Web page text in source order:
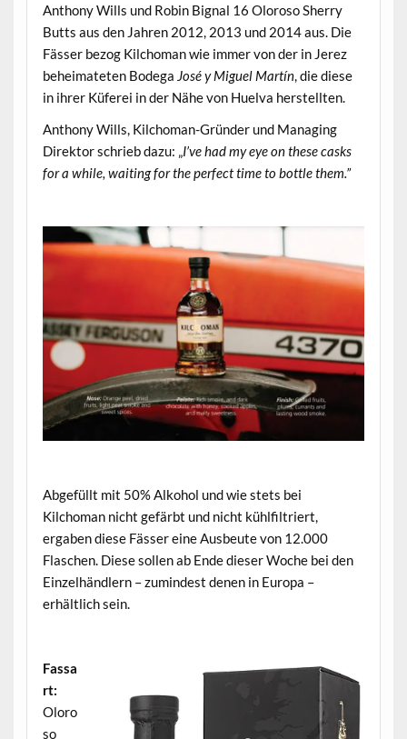
Anthony Wills und Robin Bignal 16 Oloroso Sherry
Butts aus den Jahren 2012, 2013 und 2014 aus. Die
Fässer bezog Kilchoman wie immer von der in Jerez
beheimateten Bodega José y Miguel Martín, die diese
in ihrer Küferei in der Nähe von Huelva herstellten.
Anthony Wills, Kilchoman-Gründer und Managing
Direktor schrieb dazu: „I’ve had my eye on these casks
for a while, waiting for the perfect time to bottle them.”
Abgefüllt mit 50% Alkohol und wie stets bei
Kilchoman nicht gefärbt und nicht kühlfiltriert,
ergaben diese Fässer eine Ausbeute von 12.000
Flaschen. Diese sollen ab Ende dieser Woche bei den
Einzelhändlern – zumindest denen in Europa –
erhältlich sein.
Fassa
rt:
Oloro
so